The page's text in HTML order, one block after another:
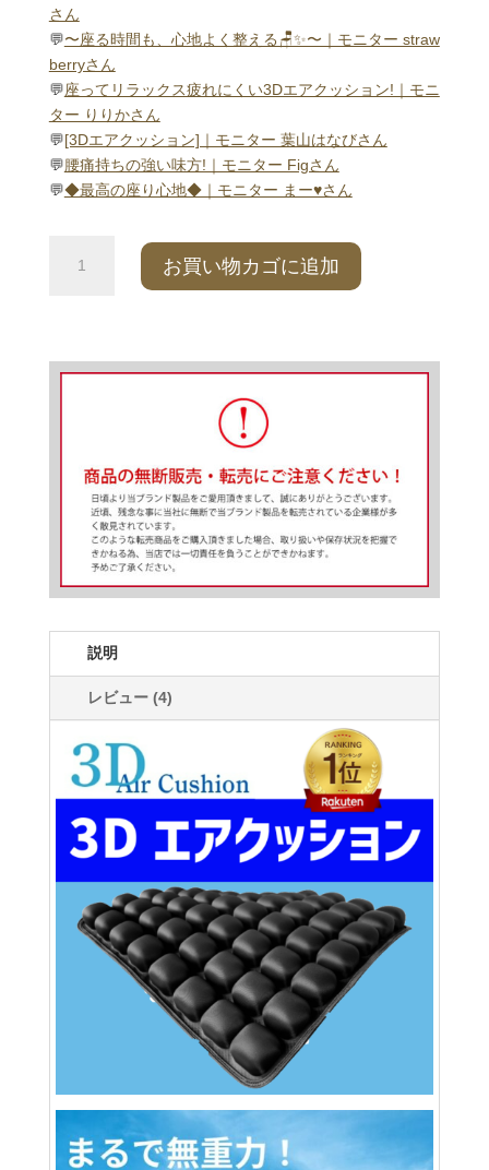
さん
💬〜座る時間も、心地よく整える🪑✨〜｜モニター straw
berryさん
💬座ってリラックス疲れにくい3Dエアクッション!｜モニ
ター りりかさん
💬[3Dエアクッション]｜モニター 葉山はなびさん
💬腰痛持ちの強い味方!｜モニター Figさん
💬◆最高の座り心地◆｜モニター まー♥さん
シ
お買い物カゴに追加
説明
レビュー (4)